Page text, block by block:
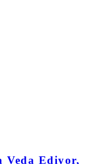
Veda Ediyor,